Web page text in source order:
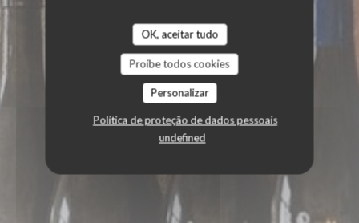
OK, aceitar tudo
Proíbe todos cookies
Personalizar
Política de proteção de dados pessoais
undefined